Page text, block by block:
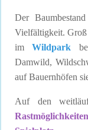
Der
Vielfältigkeit. Groß
imWildpark
Damwild,
auf Bauernhöfen
Auf den
Rastmöglichkeiten